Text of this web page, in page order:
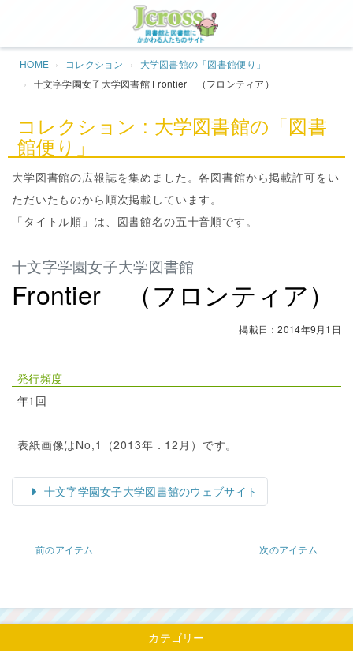
HOME コレクション
大学図書館の「図書館便り」
十文字学園女子大学図書館 Frontier （フロンティア）
コレクション : 大学図書館の「図書
館便り」
大学図書館の広報誌を集めました。各図書館から掲載許可をい
ただいたものから順次掲載しています。
「タイトル順」は、図書館名の五十音順です。
十文字学園女子大学図書館
Frontier （フロンティア）
掲載日：2014年9月1日
発行頻度
年1回
表紙画像はNo,1（2013年．12月）です。
十文字学園女子大学図書館のウェブサイト
前のアイテム 次のアイテム
カテゴリー